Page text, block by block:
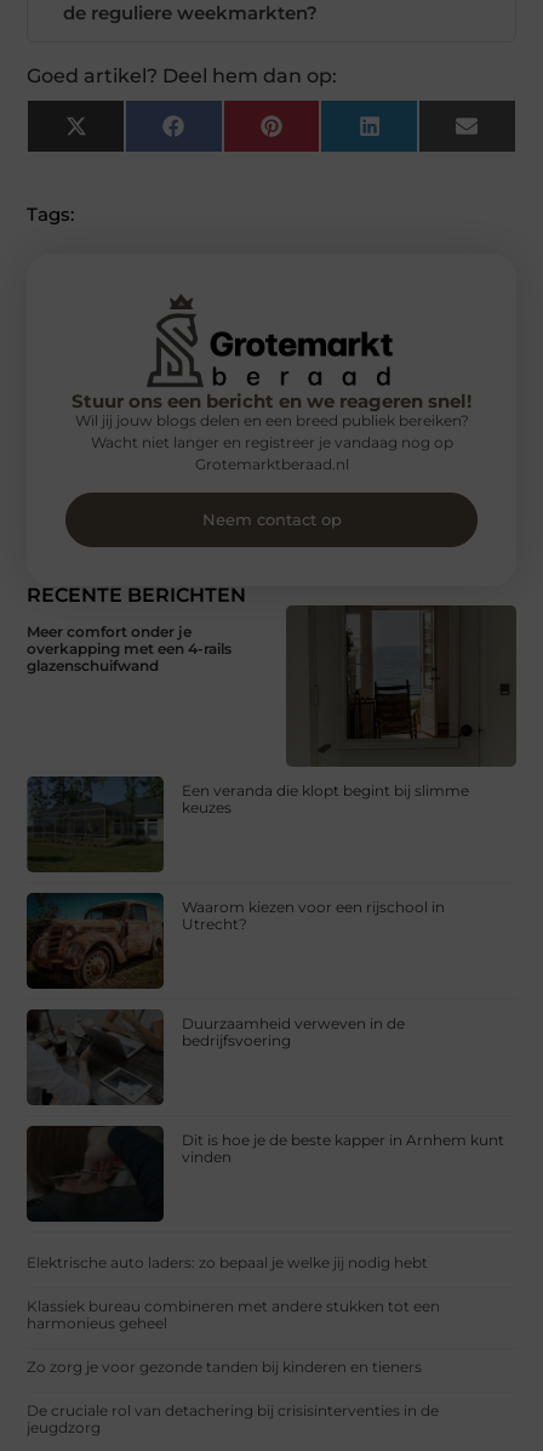
de reguliere weekmarkten?
Goed artikel? Deel hem dan op:
X
(Twitter)
FacebookPinterest LinkedIn Email
Tags:
RECENTE BERICHTEN
Meer comfort onder je
overkapping met een 4-rails
glazenschuifwand
Een veranda die klopt begint bij slimme
keuzes
Waarom kiezen voor een rijschool in
Utrecht?
Duurzaamheid verweven in de
bedrijfsvoering
Dit is hoe je de beste kapper in Arnhem kunt
vinden
Elektrische auto laders: zo bepaal je welke jij nodig hebt
Klassiek bureau combineren met andere stukken tot een
harmonieus geheel
Zo zorg je voor gezonde tanden bij kinderen en tieners
De cruciale rol van detachering bij crisisinterventies in de
jeugdzorg
Stuur ons een bericht en we reageren snel!
Wil jij jouw blogs delen en een breed publiek bereiken?
Wacht niet langer en registreer je vandaag nog op
Grotemarktberaad.nl
Neem contact op